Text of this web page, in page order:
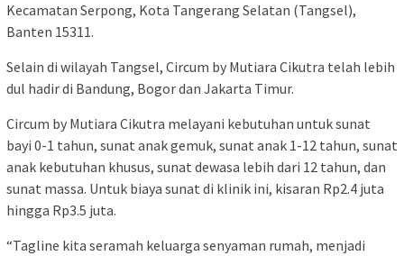
Kecamatan Serpong, Kota Tangerang Selatan (Tangsel),
Banten 15311.
Selain di wilayah Tangsel, Circum by Mutiara Cikutra telah lebih
dul hadir di Bandung, Bogor dan Jakarta Timur.
Circum by Mutiara Cikutra melayani kebutuhan untuk sunat
bayi 0-1 tahun, sunat anak gemuk, sunat anak 1-12 tahun, sunat
anak kebutuhan khusus, sunat dewasa lebih dari 12 tahun, dan
sunat massa. Untuk biaya sunat di klinik ini, kisaran Rp2.4 juta
hingga Rp3.5 juta.
“Tagline kita seramah keluarga senyaman rumah, menjadi